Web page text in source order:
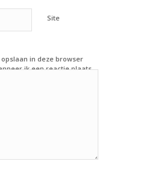
Site
in deze browser
ik een reactie plaats.